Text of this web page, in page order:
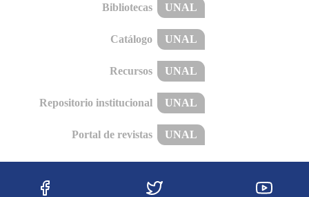
Bibliotecas UNAL
Catálogo UNAL
Recursos UNAL
Repositorio institucional UNAL
Portal de revistas UNAL